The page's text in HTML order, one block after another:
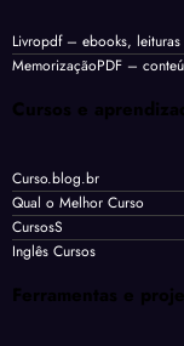
Livropdf– ebooks, leituras
MemorizaçãoPDF –
Cursos e
Curso.blog.br
Qual o Melhor Curso
CursosS
Inglês Cursos
Ferramentas e